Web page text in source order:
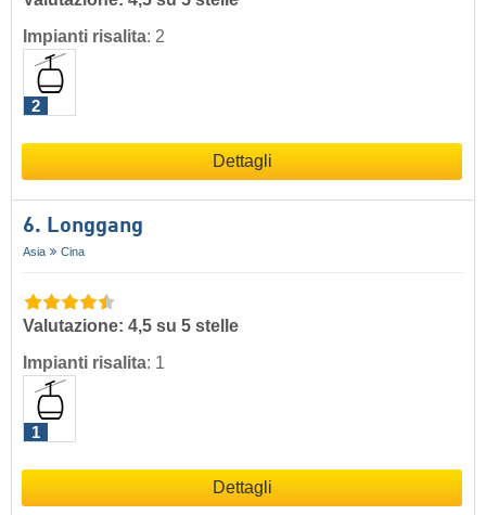
Impianti risalita: 2
2
Dettagli
6. Longgang
Asia Cina
Valutazione: 4,5 su 5 stelle
Impianti risalita: 1
1
Dettagli